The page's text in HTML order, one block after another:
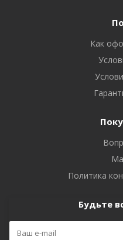
Как
Политика
Будьте